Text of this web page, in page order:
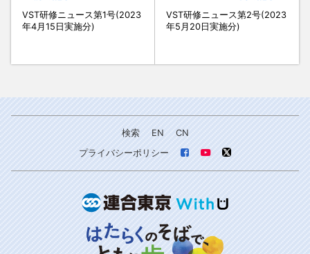
VST研修ニュース第1号(2023
年4月15日実施分)
VST研修ニュース第2号(2023
年5月20日実施分)
検索 EN
CN
プライバシーポリシー